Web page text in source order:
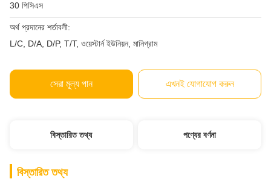
30 পিসিএস
অর্থ প্রদানের শর্তাবলী:
L/C, D/A, D/P, T/T, ওয়েস্টার্ন ইউনিয়ন, মানিগ্রাম
সেরা মূল্য পান এখনই যোগাযোগ করুন
বিস্তারিত তথ্য পণ্যের বর্ণনা
বিস্তারিত তথ্য